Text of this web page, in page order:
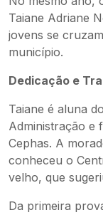
Taiane Adriane
jovens se
município.
Dedicação e
Taiane é aluna
Administração e
Cephas. A
conheceu o
velho, que
Da primeira